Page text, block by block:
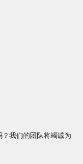
我们的团队将竭诚为